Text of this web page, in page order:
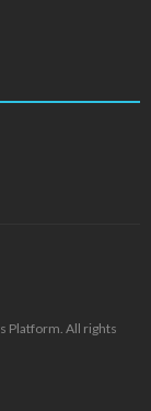
Platform. All rights